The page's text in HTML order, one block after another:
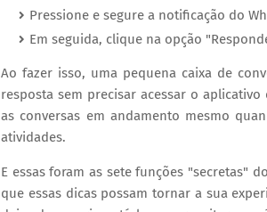
Pressione e segure a notificação do
Em seguida, clique na opção
Ao fazer isso, uma pequena caixa de
resposta sem precisar acessar o
as conversas em andamento mesmo
atividades.
E essas foram as sete funções "secretas"
que essas dicas possam tornar a sua